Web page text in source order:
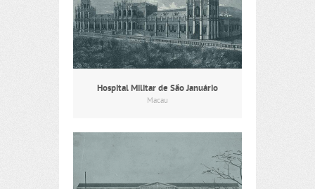
Hospital Militar de São Januário
Macau